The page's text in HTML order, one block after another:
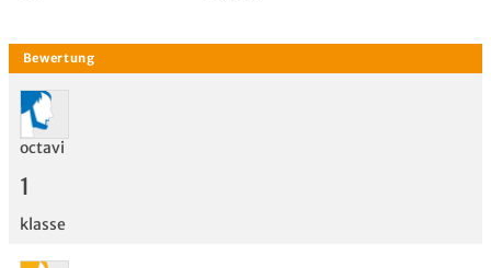
octavi
1
klasse